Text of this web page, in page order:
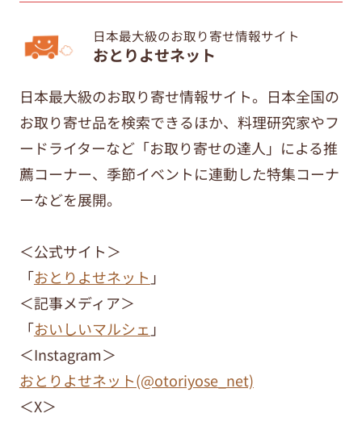
日本最大級のお取り寄せ情報サイト
おとりよせネット
日本最大級のお取り寄せ情報サイト。日本全国の
お取り寄せ品を検索できるほか、料理研究家やフ
ードライターなど「お取り寄せの達人」による推
薦コーナー、季節イベントに連動した特集コーナ
ーなどを展開。
＜公式サイト＞
「おとりよせネット 」
＜記事メディア＞
「おいしいマルシェ 」
＜Instagram＞
おとりよせネット(@otoriyose_net)
＜X＞